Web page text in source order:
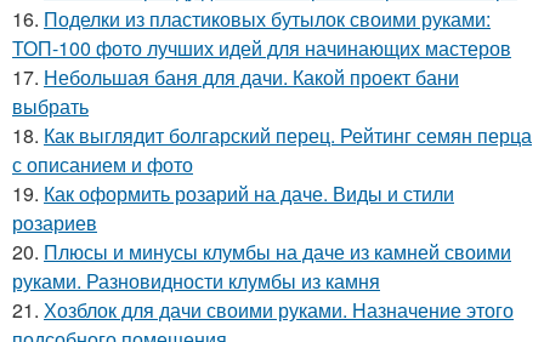
16. Поделки из пластиковых бутылок своими руками:
ТОП-100 фото лучших идей для начинающих мастеров
17. Небольшая баня для дачи. Какой проект бани
выбрать
18. Как выглядит болгарский перец. Рейтинг семян перца
с описанием и фото
19. Как оформить розарий на даче. Виды и стили
розариев
20. Плюсы и минусы клумбы на даче из камней своими
руками. Разновидности клумбы из камня
21. Хозблок для дачи своими руками. Назначение этого